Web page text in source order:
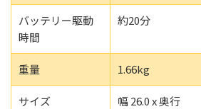
バッテリー駆動
時間
約20分
重量 1.66kg
サイズ
幅 26.0 x 奥行